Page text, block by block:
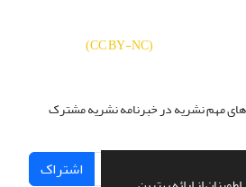
(
CC BY-NC
)
های مهم نشریه در خبرنامه نشریه مشترک
اشتراک